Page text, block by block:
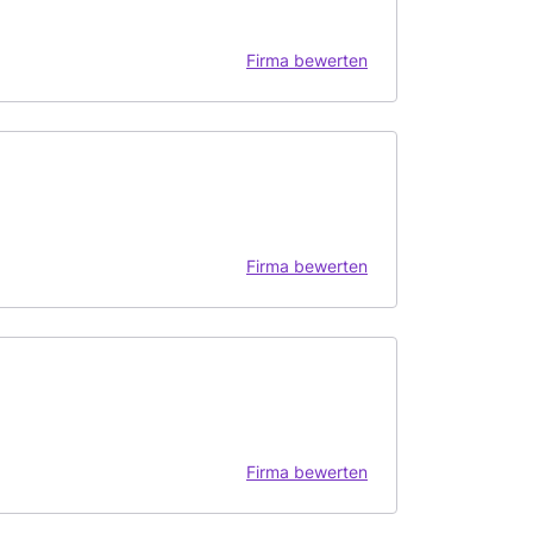
Firma bewerten
Firma bewerten
Firma bewerten